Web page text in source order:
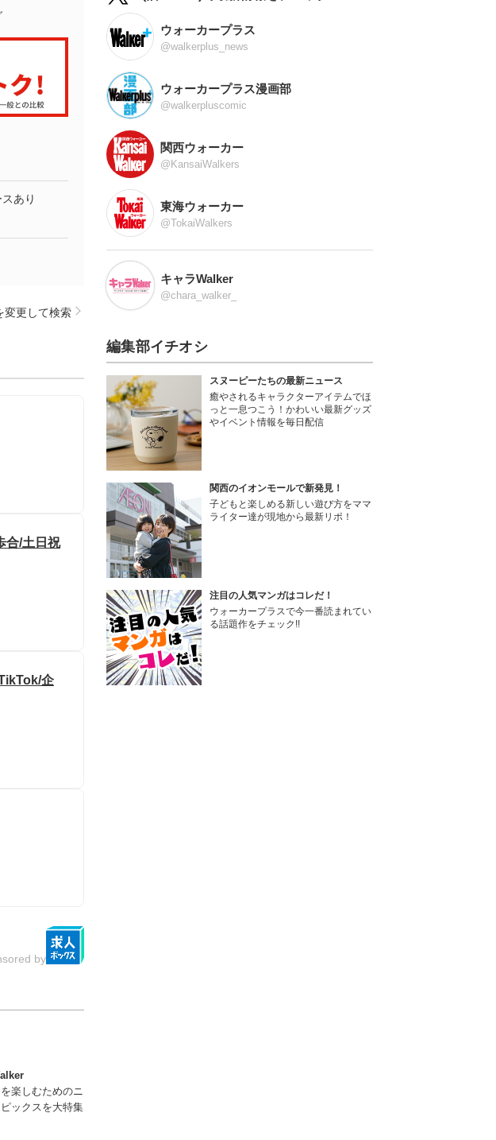
あり
変更して検索
合/土日祝
企
by
楽しむためのニ
ックスを大特集
ウォーカープラス
@walkerplus_news
ウォーカープラス漫画部
@walkerpluscomic
関西ウォーカー
@KansaiWalkers
東海ウォーカー
@TokaiWalkers
キャラWalker
@chara_walker_
編集部イチオシ
スヌーピーたちの最新ニュース
癒やされるキャラクターアイテムでほ
っと一息つこう！かわいい最新グッズ
やイベント情報を毎日配信
関西のイオンモールで新発見！
子どもと楽しめる新しい遊び方をママ
ライター達が現地から最新リポ！
注目の人気マンガはコレだ！
ウォーカープラスで今一番読まれてい
る話題作をチェック!!